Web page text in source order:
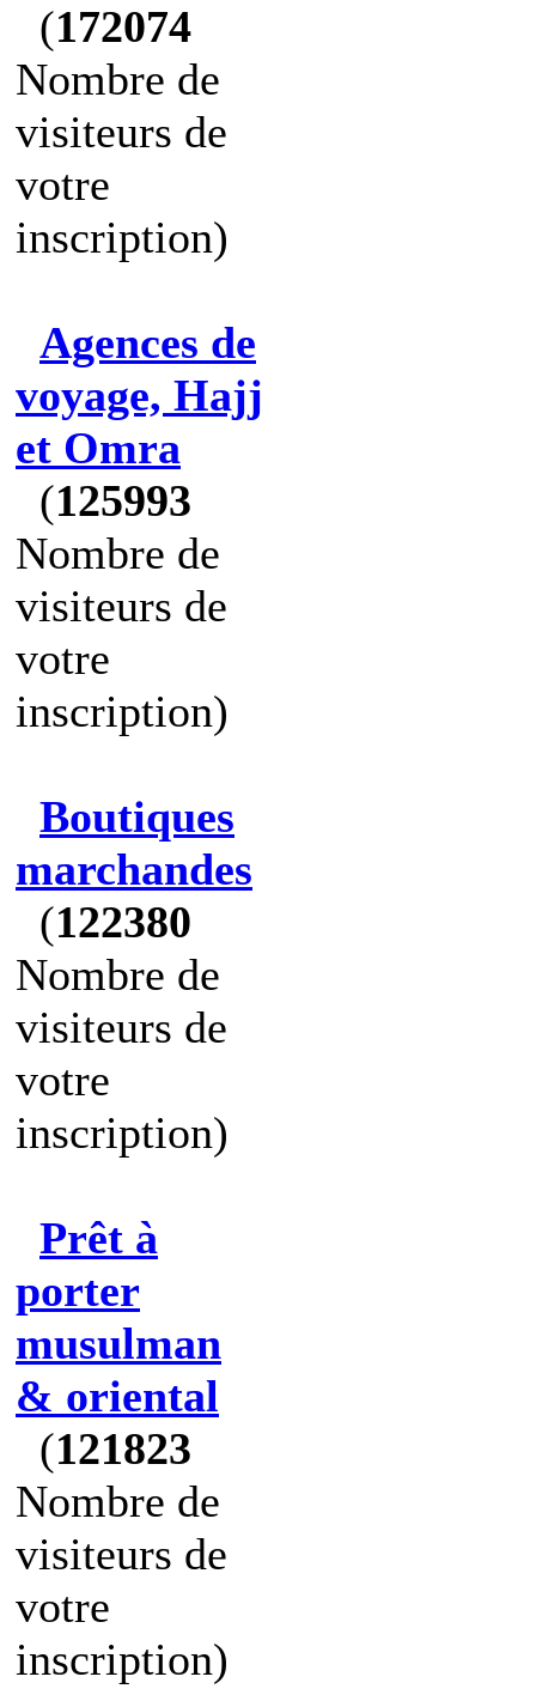
(172074
Nombre de
visiteurs de
votre
inscription)
Agences de
voyage, Hajj
et Omra
(125993
Nombre de
visiteurs de
votre
inscription)
Boutiques
marchandes
(122380
Nombre de
visiteurs de
votre
inscription)
Prêt à
porter
musulman
& oriental
(121823
Nombre de
visiteurs de
votre
inscription)